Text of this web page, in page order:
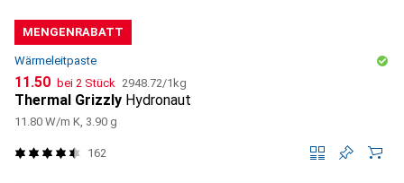
MENGENRABATT
Wärmeleitpaste
CHF
11.50 bei 2 Stück CHF
2948.72/1kg
Thermal Grizzly Hydronaut
11.80 W/m K, 3.90 g
162